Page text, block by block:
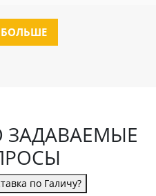
БОЛЬШЕ
ЗАДАВАЕМЫЕ
по Галичу?